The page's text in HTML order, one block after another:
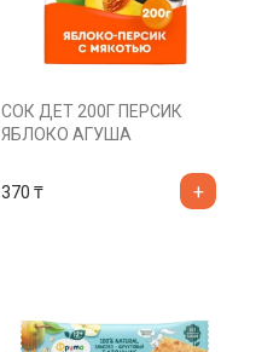
СОК ДЕТ 200Г ПЕРСИК
ЯБЛОКО АГУША
370 ₸